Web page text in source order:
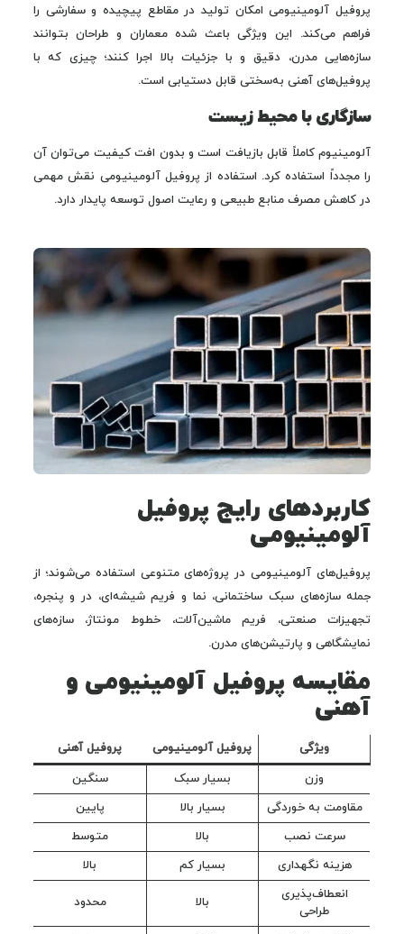
پروفیل آلومینیومی امکان تولید در مقاطع پیچیده و سفارشی را
فراهم می‌کند. این ویژگی باعث شده معماران و طراحان بتوانند
سازه‌هایی مدرن، دقیق و با جزئیات بالا اجرا کنند؛ چیزی که با
پروفیل‌های آهنی به‌سختی قابل دستیابی است.
سازگاری با محیط زیست
آلومینیوم کاملاً قابل بازیافت است و بدون افت کیفیت می‌توان آن
را مجدداً استفاده کرد. استفاده از پروفیل آلومینیومی نقش مهمی
در کاهش مصرف منابع طبیعی و رعایت اصول توسعه پایدار دارد.
کاربردهای رایج پروفیل
آلومینیومی
پروفیل‌های آلومینیومی در پروژه‌های متنوعی استفاده می‌شوند؛ از
جمله سازه‌های سبک ساختمانی، نما و فریم شیشه‌ای، در و پنجره،
تجهیزات صنعتی، فریم ماشین‌آلات، خطوط مونتاژ، سازه‌های
نمایشگاهی و پارتیشن‌های مدرن.
مقایسه پروفیل آلومینیومی و
آهنی
ویژگی پروفیل آلومینیومی
پروفیل آهنی
وزن
بسیار سبک
سنگین
مقاومت به خوردگی
بسیار بالا
پایین
سرعت نصب
بالا
متوسط
هزینه نگهداری
بسیار کم
بالا
انعطاف‌پذیری
طراحی
بالا محدود